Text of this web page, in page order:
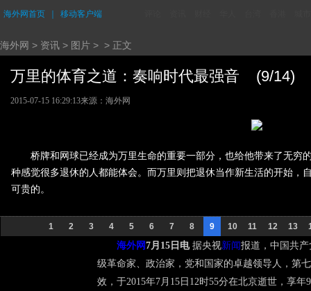
海外网首页 移动客户端
海外网 > 资讯 > 图片 > > 正文
万里的体育之道：奏响时代最强音 (9/14)
2015-07-15 16:29:13来源：海外网
桥牌和网球已经成为万里生命的重要一部分，也给他带来了无穷
种感觉很多退休的人都能体会。而万里则把退休当作新生活的开始
可贵的。
1 2 3 4 5 6 7 8 9 10 11 12 13
海外网7月15日电据央视新闻报道，中国共
级革命家、政治家，党和国家的卓越领导人，第
效，于2015年7月15日12时55分在北京逝世，享年